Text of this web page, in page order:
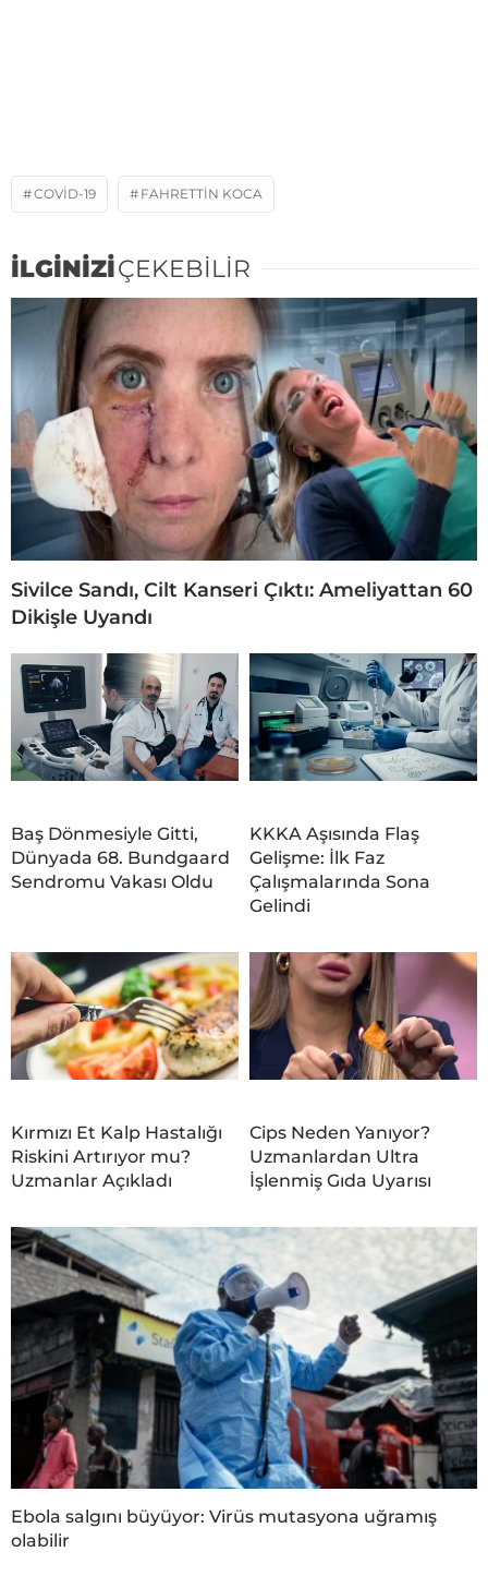
COVID-19 FAHRETTIN KOCA
İLGİNİZİÇEKEBİLİR
Sivilce Sandı, Cilt Kanseri Çıktı: Ameliyattan 60
Dikişle Uyandı
Baş Dönmesiyle Gitti,
Dünyada 68. Bundgaard
Sendromu Vakası Oldu
KKKA Aşısında Flaş
Gelişme: İlk Faz
Çalışmalarında Sona
Gelindi
Kırmızı Et Kalp Hastalığı
Riskini Artırıyor mu?
Uzmanlar Açıkladı
Cips Neden Yanıyor?
Uzmanlardan Ultra
İşlenmiş Gıda Uyarısı
Ebola salgını büyüyor: Virüs mutasyona uğramış
olabilir